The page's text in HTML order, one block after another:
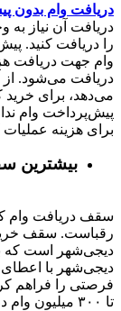
دریافت وام بدون
دریافت آن نیاز به
را دریافت کنید.
وام جهت دریافت
دریافت می‌شود. از
می‌دهد، برای
پیش‌پرداخت وام
برای هزینه
بیشترین
سقف دریافت وام
دیجی‌شهر است که
دیجی‌شهر با اعطای
فرصتی را فراهم
تا ۳۰۰ میلیون وام دریافت کنید و خرید اعتباری خود را انجام دهید.